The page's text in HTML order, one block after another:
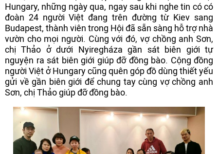
Hungary, những ngày qua, ngay sau khi nghe tin có có
đoàn 24 người Việt đang trên đường từ Kiev sang
Budapest, thành viên trong Hội đã sẵn sàng hỗ trợ nhà
vườn cho mọi người. Cùng với đó, vợ chồng anh Sơn,
chị Thảo ở dưới Nyiregháza gần sát biên giới tự
nguyện ra sát biên giới giúp đỡ đồng bào. Cộng đồng
người Việt ở Hungary cũng quên góp đồ dùng thiết yếu
gửi về gần biên giới để chung tay cùng vợ chồng anh
Sơn, chị Thảo giúp đỡ đồng bào.